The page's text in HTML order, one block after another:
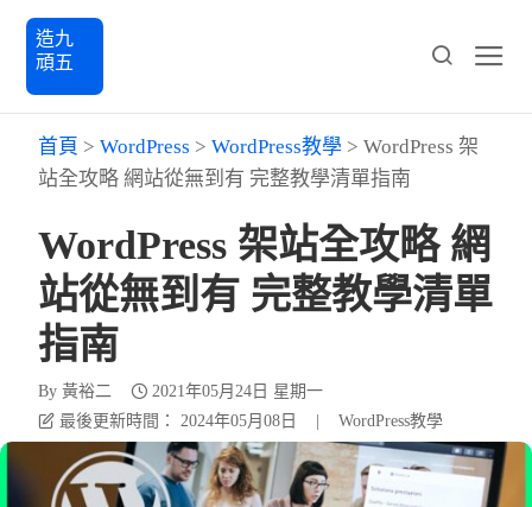
造九
頑五
首頁 > WordPress > WordPress教學 > WordPress 架
站全攻略 網站從無到有 完整教學清單指南
WordPress 架站全攻略 網
站從無到有 完整教學清單
指南
By 黃裕二
2021年05月24日 星期一
最後更新時間： 2024年05月08日
WordPress教學